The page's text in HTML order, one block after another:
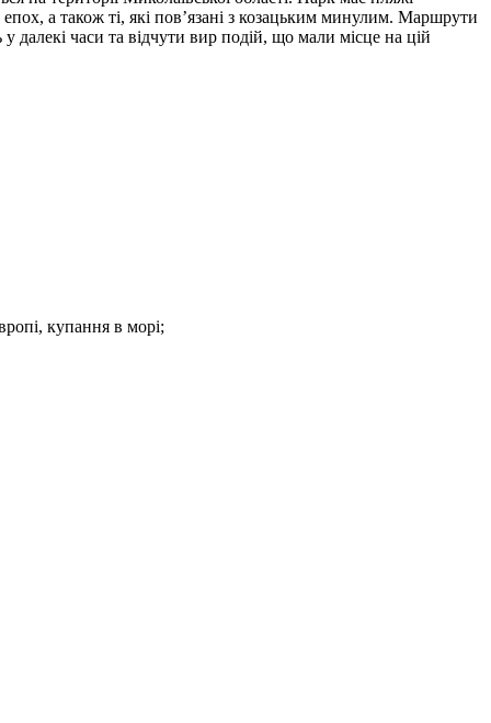
а також ті, які пов’язані з козацьким минулим. Маршрути
часи та відчути вир подій, що мали місце на цій
купання в морі;